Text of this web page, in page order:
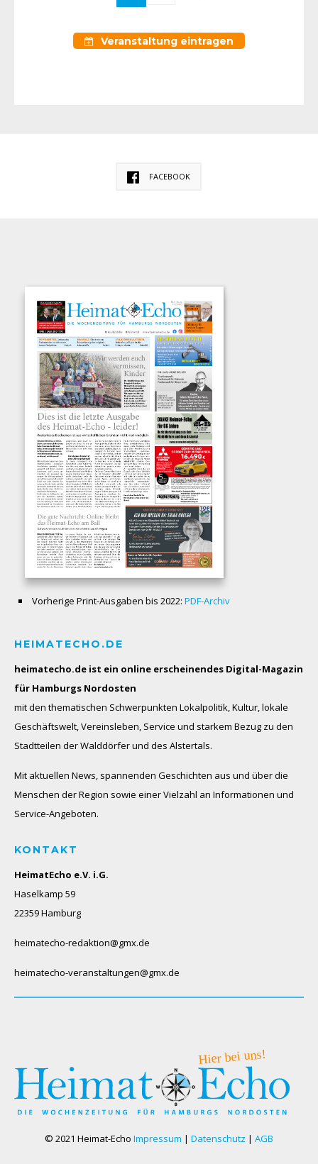
Veranstaltung eintragen
FACEBOOK
Vorherige Print-Ausgaben bis 2022: PDF-Archiv
HEIMATECHO.DE
heimatecho.de ist ein online erscheinendes Digital-Magazin
für Hamburgs Nordosten
mit den thematischen Schwerpunkten Lokalpolitik, Kultur, lokale
Geschäftswelt, Vereinsleben, Service und starkem Bezug zu den
Stadtteilen der Walddörfer und des Alstertals.
Mit aktuellen News, spannenden Geschichten aus und über die
Menschen der Region sowie einer Vielzahl an Informationen und
Service-Angeboten.
KONTAKT
HeimatEcho e.V. i.G.
Haselkamp 59
22359 Hamburg
heimatecho-redaktion@gmx.de
heimatecho-veranstaltungen@gmx.de
© 2021 Heimat-Echo Impressum | Datenschutz | AGB